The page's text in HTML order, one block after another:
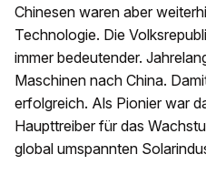
Chinesen waren aber
Technologie. Die
immer bedeutender.
Maschinen nach China.
erfolgreich. Als Pionier war
Haupttreiber für das
global umspannten